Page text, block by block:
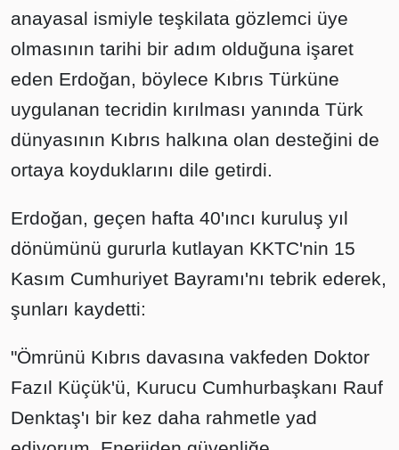
anayasal ismiyle teşkilata gözlemci üye
olmasının tarihi bir adım olduğuna işaret
eden Erdoğan, böylece Kıbrıs Türküne
uygulanan tecridin kırılması yanında Türk
dünyasının Kıbrıs halkına olan desteğini de
ortaya koyduklarını dile getirdi.
Erdoğan, geçen hafta 40'ıncı kuruluş yıl
dönümünü gururla kutlayan KKTC'nin 15
Kasım Cumhuriyet Bayramı'nı tebrik ederek,
şunları kaydetti:
"Ömrünü Kıbrıs davasına vakfeden Doktor
Fazıl Küçük'ü, Kurucu Cumhurbaşkanı Rauf
Denktaş'ı bir kez daha rahmetle yad